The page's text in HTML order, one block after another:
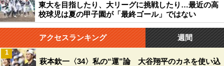
東大を目指したり、大リーグに挑戦したり…最近の高
校球児は夏の甲子園が「最終ゴール」ではない
アクセスランキング 週間
萩本欽一〈34〉私の“運”論 大谷翔平のカネを使い込
1